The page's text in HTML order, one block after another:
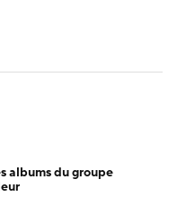
albums du groupe